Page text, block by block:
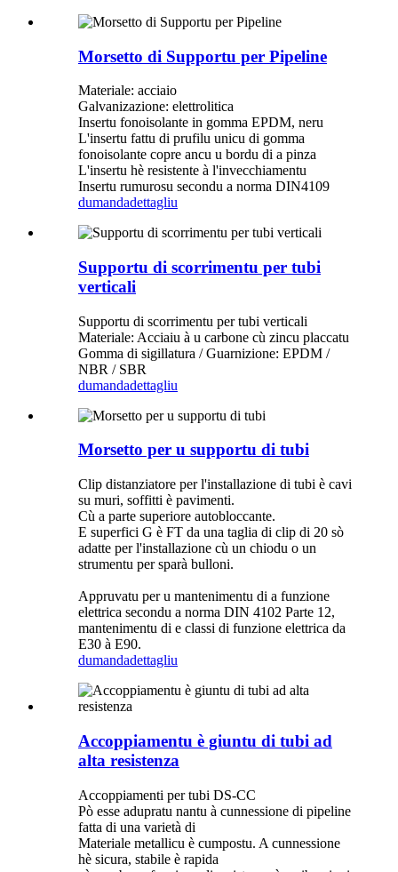
Morsetto di Supportu per Pipeline
Materiale: acciaio
Galvanizazione: elettrolitica
Insertu fonoisolante in gomma EPDM, neru
L'insertu fattu di prufilu unicu di gomma
fonoisolante copre ancu u bordu di a pinza
L'insertu hè resistente à l'invecchiamentu
Insertu rumurosu secondu a norma DIN4109
dumandadettagliu
Supportu di scorrimentu per tubi
verticali
Supportu di scorrimentu per tubi verticali
Materiale: Acciaiu à u carbone cù zincu placcatu
Gomma di sigillatura / Guarnizione: EPDM /
NBR / SBR
dumandadettagliu
Morsetto per u supportu di tubi
Clip distanziatore per l'installazione di tubi è cavi
su muri, soffitti è pavimenti.
Cù a parte superiore autobloccante.
E superfici G è FT da una taglia di clip di 20 sò
adatte per l'installazione cù un chiodu o un
strumentu per sparà bulloni.
Appruvatu per u mantenimentu di a funzione
elettrica secondu a norma DIN 4102 Parte 12,
mantenimentu di e classi di funzione elettrica da
E30 à E90.
dumandadettagliu
Accoppiamentu è giuntu di tubi ad
alta resistenza
Accoppiamenti per tubi DS-CC
Pò esse adupratu nantu à cunnessione di pipeline
fatta di una varietà di
Materiale metallicu è cumpostu. A cunnessione
hè sicura, stabile è rapida